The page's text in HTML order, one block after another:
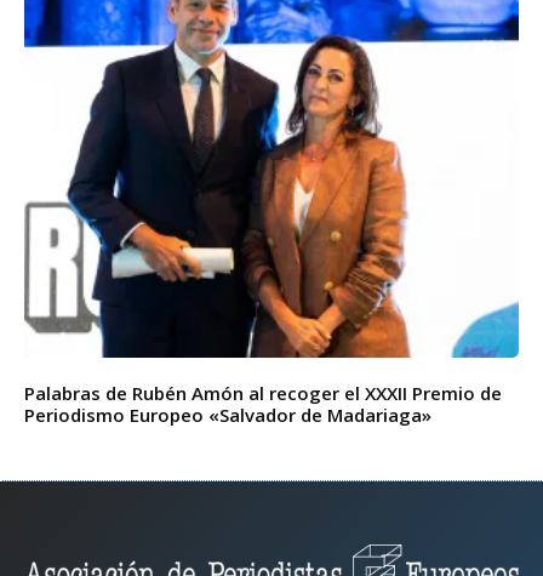
Palabras de Rubén Amón al recoger el XXXII Premio de
Periodismo Europeo «Salvador de Madariaga»